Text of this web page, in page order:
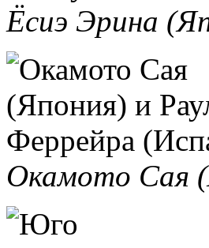
Ёсиэ Эрина
Окамото Сая